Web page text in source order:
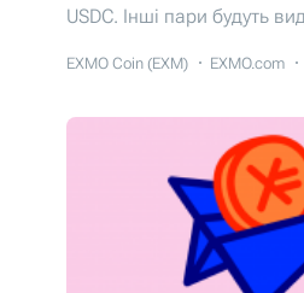
USDC. Інші пари будуть
EXMO Coin (EXM) EXMO.com